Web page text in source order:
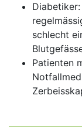
schlecht
Patienten